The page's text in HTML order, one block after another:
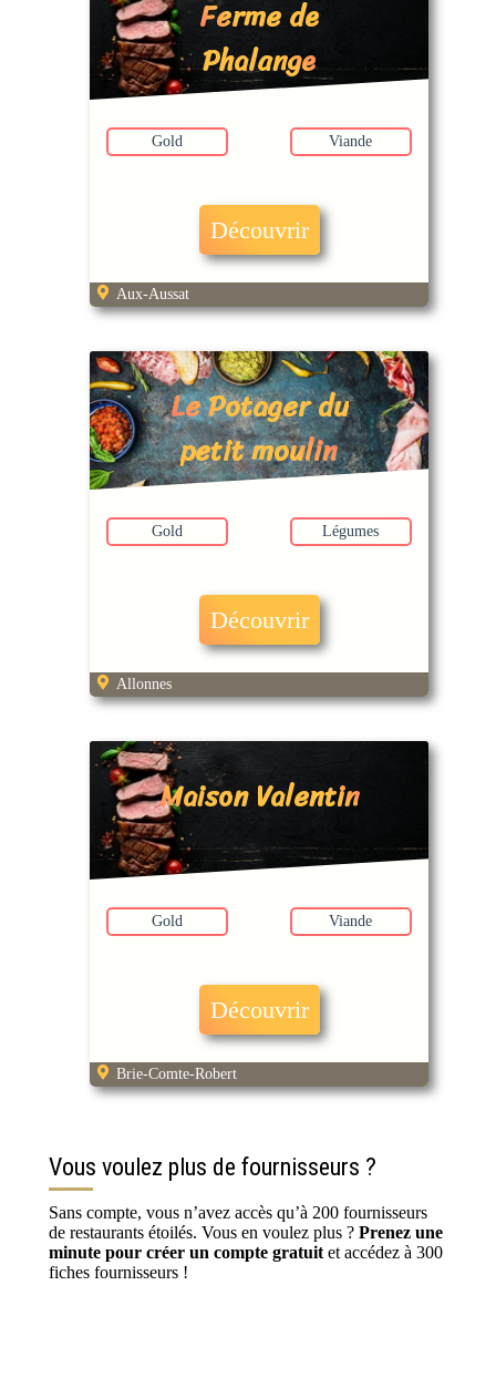
Ferme de
Phalange
Gold Viande
Découvrir
Aux-Aussat
Le Potager du
petit moulin
Gold Légumes
Découvrir
Allonnes
Maison Valentin
Gold Viande
Découvrir
Brie-Comte-Robert
Vous voulez plus de fournisseurs ?
Sans compte, vous n’avez accès qu’à 200 fournisseurs
de restaurants étoilés. Vous en voulez plus ? Prenez une
minute pour créer un compte gratuit et accédez à 300
fiches fournisseurs !